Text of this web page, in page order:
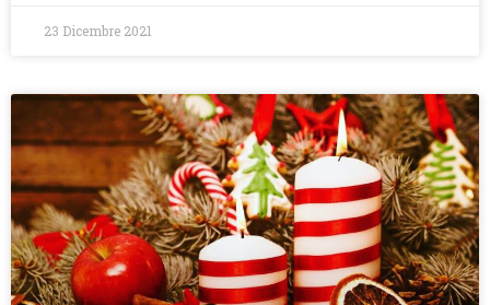
23 Dicembre 2021